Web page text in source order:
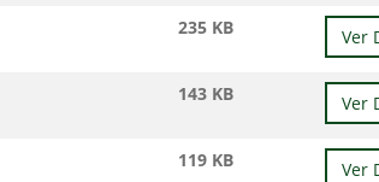
235 KB Ver
143 KB Ver
119 KB Ver